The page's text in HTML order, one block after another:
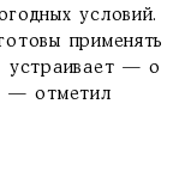
условий.
применять
устраивает — о
— отметил